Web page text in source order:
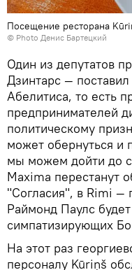
Посещение ресторана
© Photo Денис Бартецкий
Один из депутатов
Дзинтарс —
Абелитиса, то есть
предпринимателей
политическому
может обернуться и
мы можем дойти до
Maxima перестанут
"Согласия", в Rimi —
Раймонд Паулс
симпатизирующих
На этот раз
персоналу Kūriņš